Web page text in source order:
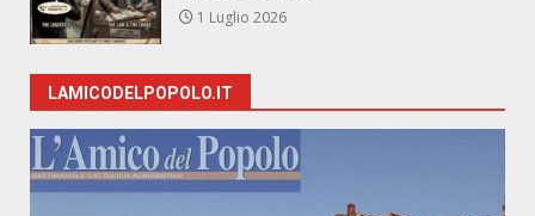
1 Luglio 2026
LAMICODELPOPOLO.IT